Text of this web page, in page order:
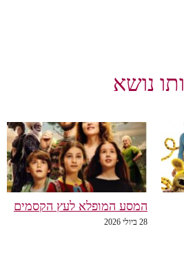
נושא
המסע המופלא לעץ הקסמים